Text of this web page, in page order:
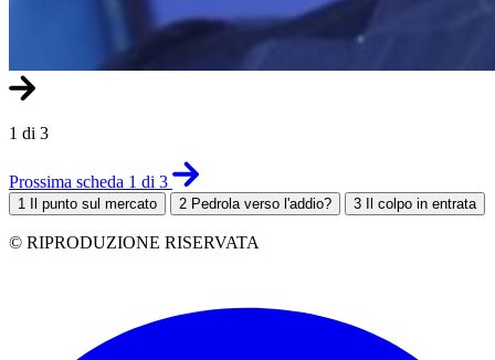
1 di 3
Prossima scheda 1 di 3
1 Il punto sul mercato 2 Pedrola verso l'addio? 3 Il colpo in entrata
© RIPRODUZIONE RISERVATA